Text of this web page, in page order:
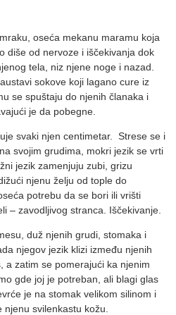
oseća mekanu maramu koja
diše od nervoze i iščekivanja dok
tela, niz njene noge i nazad.
sokove koji lagano cure iz
se spuštaju do njenih članaka i
je da pobegne.
svaki njen centimetar. Strese se i
svojim grudima, mokri jezik se vrti
jezik zamenjuju zubi, grizu
njenu želju od tople do
potrebu da se bori ili vrišti
– zavodljivog stranca. Iščekivanje.
duž njenih grudi, stomaka i
njegov jezik klizi između njenih
a zatim se pomerajući ka njenim
gde joj je potreban, ali blagi glas
je na stomak velikom silinom i
svilenkastu kožu.